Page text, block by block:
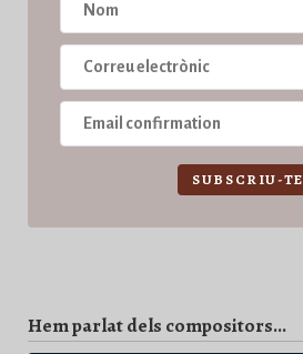
SUBSCRIU-TE
Hem parlat dels compositors...